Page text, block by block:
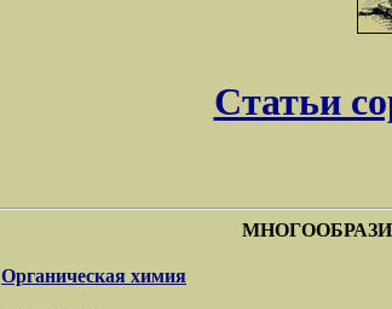
Статьи
Органическая химия